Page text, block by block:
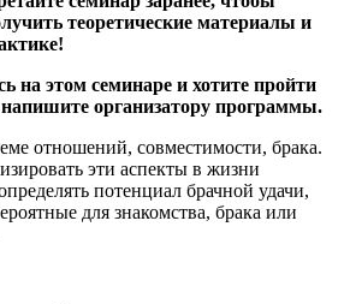
теоретические материалы и
на этом семинаре и хотите пройти
организатору программы.
отношений, совместимости, брака.
эти аспекты в жизни
потенциал брачной удачи,
для знакомства, брака или